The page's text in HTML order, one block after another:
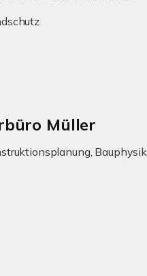
Müller
Bauphysik